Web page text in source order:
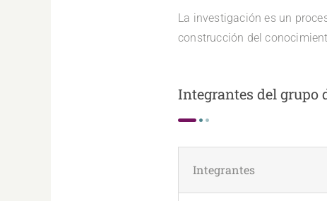
La investigación es un
construcción del
Integrantes del grupo
Integrantes